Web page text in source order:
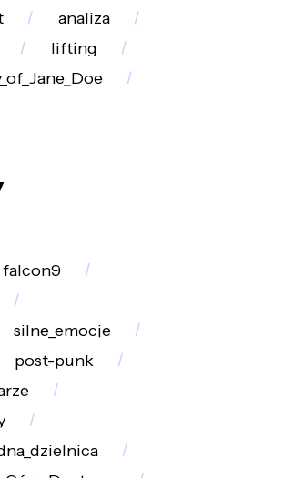
analiza
lifting
falcon9
silne_emocje
post-punk